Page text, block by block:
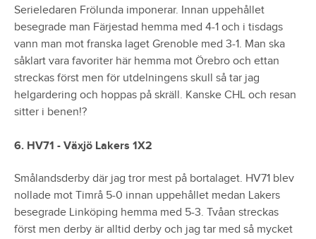
Serieledaren Frölunda imponerar. Innan uppehållet
besegrade man Färjestad hemma med 4-1 och i tisdags
vann man mot franska laget Grenoble med 3-1. Man ska
såklart vara favoriter här hemma mot Örebro och ettan
streckas först men för utdelningens skull så tar jag
helgardering och hoppas på skräll. Kanske CHL och resan
sitter i benen!?
6. HV71 - Växjö Lakers 1X2
Smålandsderby där jag tror mest på bortalaget. HV71 blev
nollade mot Timrå 5-0 innan uppehållet medan Lakers
besegrade Linköping hemma med 5-3. Tvåan streckas
först men derby är alltid derby och jag tar med så mycket